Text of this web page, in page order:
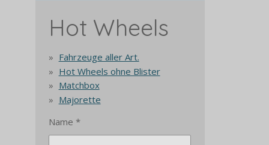
Hot Wheels
Fahrzeuge aller Art.
Hot Wheels ohne Blister
Matchbox
Majorette
Name *